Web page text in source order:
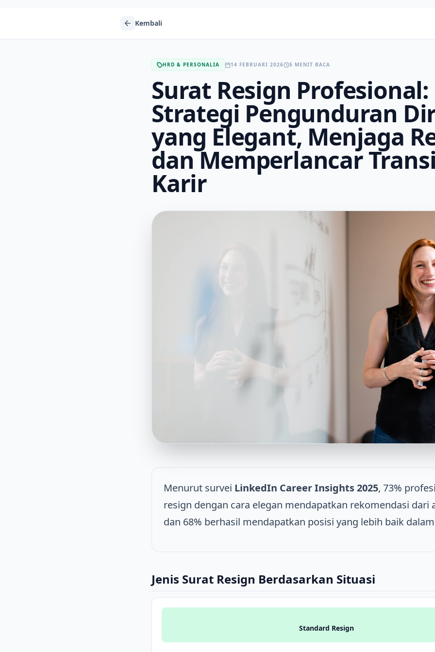
Kembali
HRD & PERSONALIA 14 FEBRUARI 2026 5 MENIT BACA
Surat Resign Profesional:
Strategi Pengunduran
yang Elegant, Menjaga
dan Memperlancar
Karir
Menurut survei LinkedIn Career Insights 2025, 73%
resign dengan cara elegan mendapatkan rekomendasi dari
dan 68% berhasil mendapatkan posisi yang lebih baik
Jenis Surat Resign Berdasarkan Situasi
Standard Resign